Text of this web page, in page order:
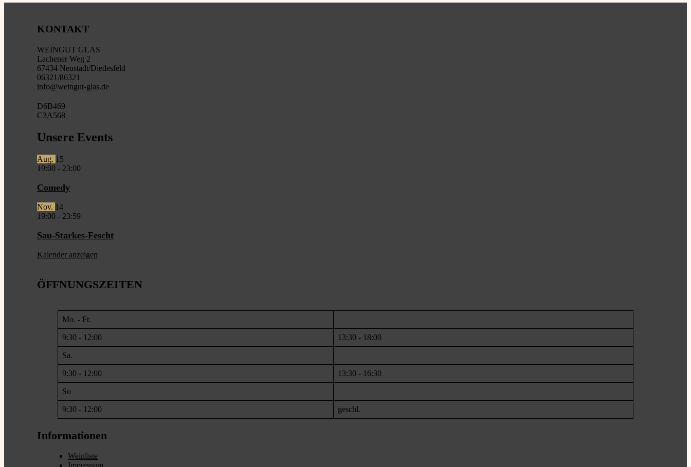
KONTAKT
WEINGUT GLAS
Lachener Weg 2
67434 Neustadt/Diedesfeld
06321/86321
info@weingut-glas.de
D6B469
C3A568
Unsere Events
Aug. 15
19:00 - 23:00
Comedy
Nov. 14
19:00 - 23:59
Sau-Starkes-Fescht
Kalender anzeigen
ÖFFNUNGSZEITEN
Mo. - Fr.
9:30 - 12:00 13:30 - 18:00
Sa.
9:30 - 12:00 13:30 - 16:30
So
9:30 - 12:00 geschl.
Informationen
Weinliste